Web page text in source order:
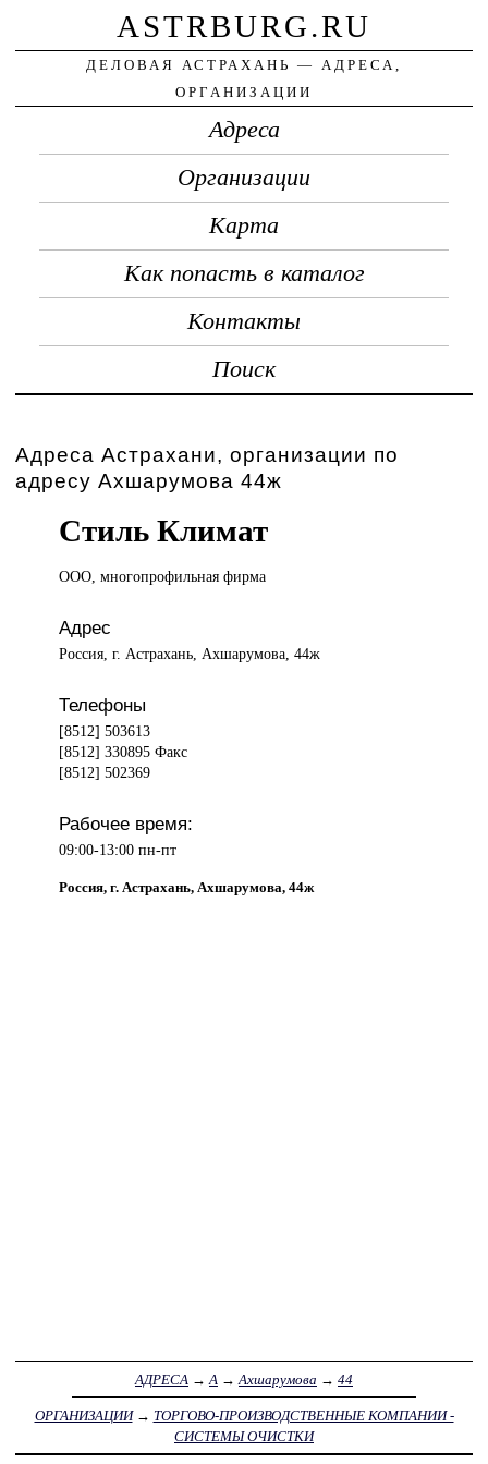
ASTRBURG.RU
ДЕЛОВАЯ АСТРАХАНЬ — АДРЕСА,
ОРГАНИЗАЦИИ
Адреса
Организации
Карта
Как попасть в каталог
Контакты
Поиск
Адреса Астрахани, организации по
адресу Ахшарумова 44ж
Стиль Климат
ООО, многопрофильнаяфирма
Адрес
Россия, г. Астрахань, Ахшарумова, 44ж
Телефоны
[8512] 503613
[8512] 330895 Факс
[8512] 502369
Рабочее время:
09:00-13:00 пн-пт
Россия, г. Астрахань, Ахшарумова, 44ж
АДРЕСА → А → Ахшарумова → 44
ОРГАНИЗАЦИИ→ ТОРГОВО-ПРОИЗВОДСТВЕННЫЕ КОМПАНИИ -
СИСТЕМЫ ОЧИСТКИ